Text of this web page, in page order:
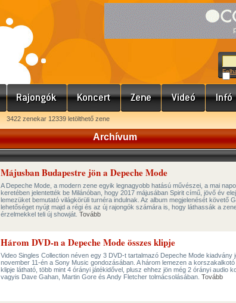
3422 zenekar 12339 letölthető zene
Archívum
Májusban Budapestre jön a Depeche Mode
A Depeche Mode, a modern zene egyik legnagyobb hatású művészei, a mai
keretében jelentették be Milánóban, hogy 2017 májusában Spirit című, jövő év
lemezüket bemutató világkörüli turnéra indulnak. Az album megjelenését követő
lehetőséget nyújt majd a régi és az új rajongók számára is, hogy láthassák a
érzelmekkel teli új showját. Tovább
Három DVD-n a Depeche Mode összes klipje
Video Singles Collection néven egy 3 DVD-t tartalmazó Depeche Mode kiadvány
november 11-én a Sony Music gondozásában. A három lemezen a
klipje látható, több mint 4 órányi játékidővel, plusz ehhez jön még 2 órányi audio
vagyis Dave Gahan, Martin Gore és Andy Fletcher tolmácsolásában. Tovább